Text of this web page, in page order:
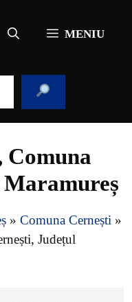
MENIU
Comuna
» Comuna Cernești »
Județul